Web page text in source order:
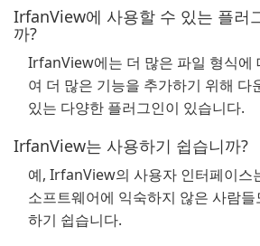
IrfanView에 사용할 수 있는 플러
까?
IrfanView에는 더 많은 파일 형식에
여 더 많은 기능을 추가하기 위해 다
있는 다양한 플러그인이 있습니다.
IrfanView는 사용하기 쉽습니까?
예, IrfanView의 사용자 인터페이스
소프트웨어에 익숙하지 않은 사람
하기 쉽습니다.